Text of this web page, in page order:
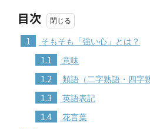
目次
1 そもそも「強い心」とは？
1.1 意味
1.2 類語（二字熟語・四字
1.3 英語表記
1.4 花言葉